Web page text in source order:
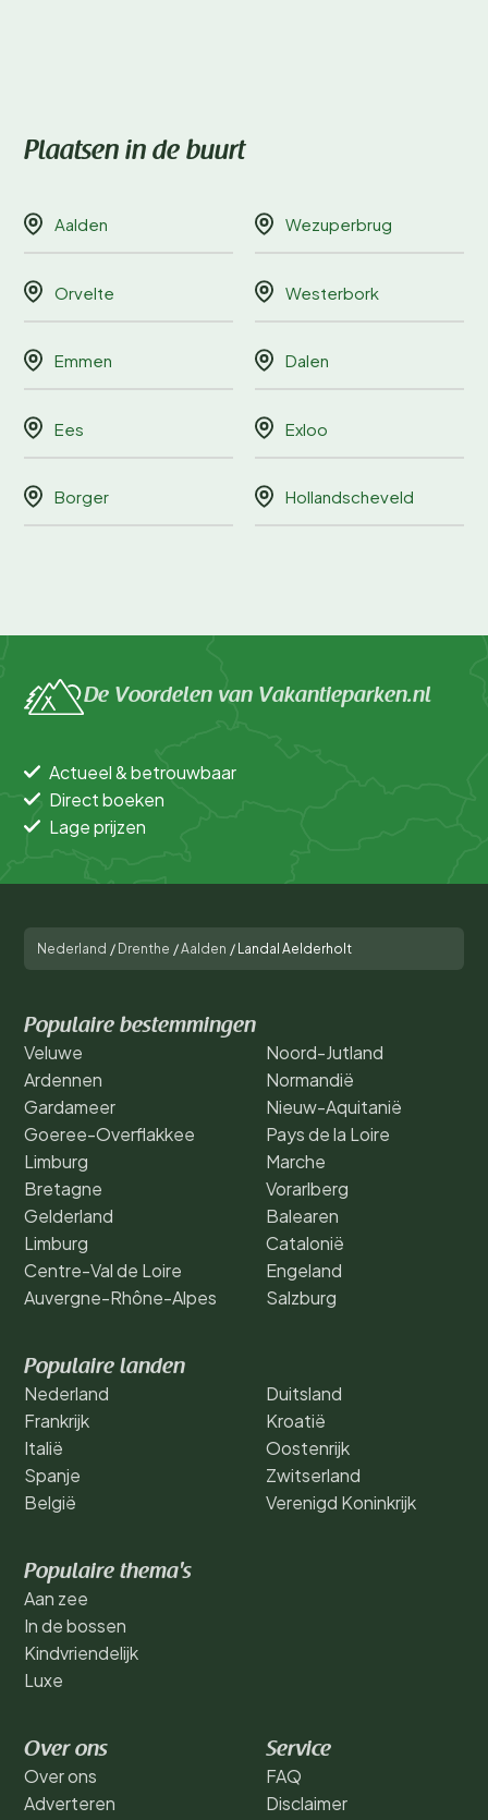
Plaatsen in de buurt
Aalden Wezuperbrug
Orvelte Westerbork
Emmen Dalen
Ees Exloo
Borger Hollandscheveld
De Voordelen van Vakantieparken.nl
Actueel & betrouwbaar
Direct boeken
Lage prijzen
Nederland / Drenthe /Aalden / Landal Aelderholt
Populaire bestemmingen
Veluwe
Ardennen
Gardameer
Goeree-Overflakkee
Limburg
Bretagne
Gelderland
Limburg
Centre-Val de Loire
Auvergne-Rhône-Alpes
Noord-Jutland
Normandië
Nieuw-Aquitanië
Pays de la Loire
Marche
Vorarlberg
Balearen
Catalonië
Engeland
Salzburg
Populaire landen
Nederland
Frankrijk
Italië
Spanje
België
Duitsland
Kroatië
Oostenrijk
Zwitserland
Verenigd Koninkrijk
Populaire thema's
Aan zee
In de bossen
Kindvriendelijk
Luxe
Over ons
Over ons
Adverteren
Service
FAQ
Disclaimer